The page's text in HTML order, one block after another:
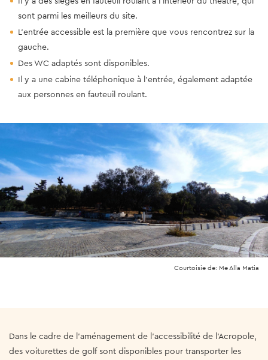
sont parmi les meilleurs du site.
L'entrée accessible est la première que vous rencontrez sur la
gauche.
Des WC adaptés sont disponibles.
Il y a une cabine téléphonique à l'entrée, également adaptée
aux personnes en fauteuil roulant.
Courtoisie de: Me Alla Matia
Dans le cadre de l'aménagement de l'accessibilité de l'Acropole,
des voiturettes de golf sont disponibles pour transporter les